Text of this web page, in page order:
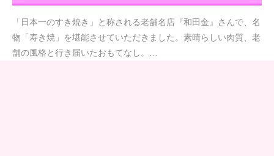
「日本一のすき焼き」と称される老舗名店『和田金』さんで、名
物「寿き焼」を堪能させていただきました。素晴らしい肉質、老
舗の風格と行き届いたおもてなし。…